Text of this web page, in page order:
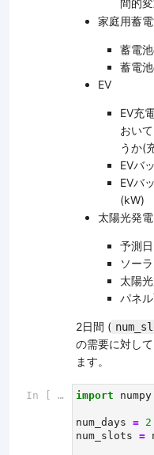
間的
家庭用蓄
蓄電
蓄電
EV
EV充
おい
うか(
EVバ
EVバ
(kW)
太陽光発電
予測
ソー
太陽
パネ
2日間 (
の需要に対し
ます。
In [ ]: import numpy
num_days = 2
num_slots =